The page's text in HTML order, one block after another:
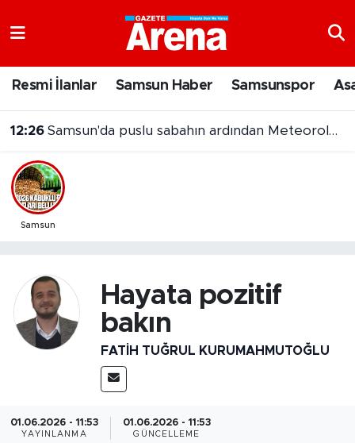
Resmi İlanlar Samsun Haber Samsunspor
12:26 Samsun'da puslu sabahın ardından Meteoroloji'den yağış uyarısı
Samsun
Hayata pozitif
bakın
FATIH TUĞRUL KURUMAHMUTOĞLU
01.06.2026 - 11:53
YAYINLANMA
01.06.2026 - 11:53
GÜNCELLEME
Samsun Namaz Vakitleri
Trafik Durumu
Süper Lig Puan Durumu ve Fikstür
Son Dakika Haberleri
Haber Arşivi